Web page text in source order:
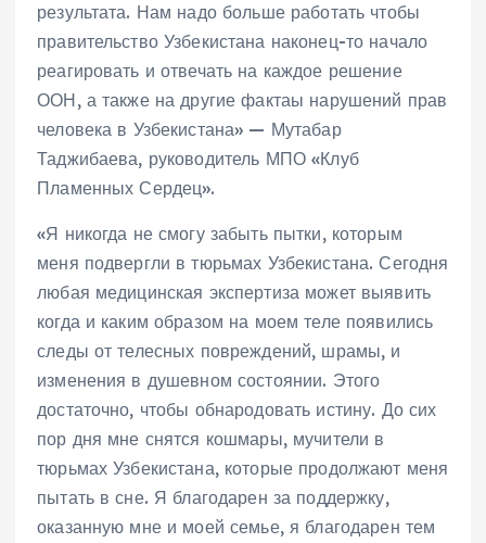
результата. Нам надо больше работать чтобы
правительство Узбекистана наконец-то начало
реагировать и отвечать на каждое решение
ООН, а также на другие фактаы нарушений прав
человека в Узбекистана» — Мутабар
Таджибаева, руководитель МПО «Клуб
Пламенных Сердец».
«Я никогда не смогу забыть пытки, которым
меня подвергли в тюрьмах Узбекистана. Сегодня
любая медицинская экспертиза может выявить
когда и каким образом на моем теле появились
следы от телесных повреждений, шрамы, и
изменения в душевном состоянии. Этого
достаточно, чтобы обнародовать истину. До сих
пор дня мне снятся кошмары, мучители в
тюрьмах Узбекистана, которые продолжают меня
пытать в сне. Я благодарен за поддержку,
оказанную мне и моей семье, я благодарен тем